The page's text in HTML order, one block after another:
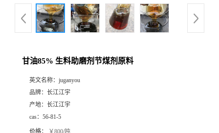
甘油85% 生料助磨剂节煤剂原料
英文名称： juganyou
品牌： 长江江宇
产地： 长江江宇
cas： 56-81-5
价格： ￥800/吨